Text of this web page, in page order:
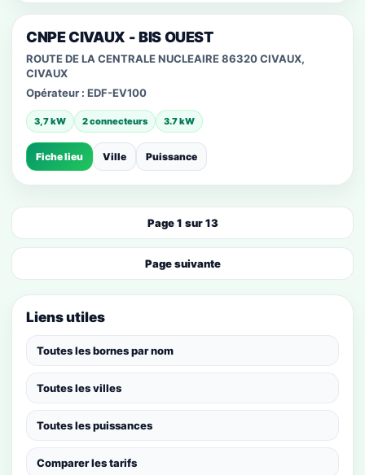
CNPE CIVAUX - BIS OUEST
ROUTE DE LA CENTRALE NUCLEAIRE 86320 CIVAUX,
CIVAUX
Opérateur : EDF-EV100
3,7 kW 2 connecteurs 3.7 kW
Fiche lieu Ville Puissance
Page 1 sur 13
Page suivante
Liens utiles
Toutes les bornes par nom
Toutes les villes
Toutes les puissances
Comparer les tarifs